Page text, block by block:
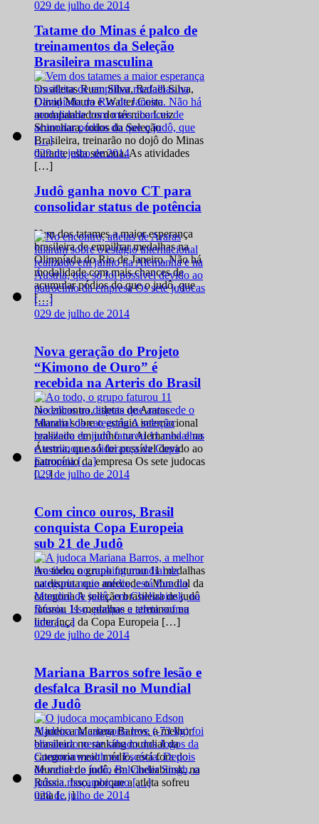
029 de julho de 2014
Tatame do Minas é palco de
treinamentos da Seleção
Brasileira masculina
Os atletas Ruan Silva, Rafael Silva,
David Moura e Walter Costa
acompanhados do técnico Luiz
Shinohara, todos da Seleção
Brasileira, treinarão no dojô do Minas
durante esta semana. As atividades
[…]
029 de julho de 2014
Judô ganha novo CT para
consolidar status de potência
Vem dos tatames a maior esperança
brasileira de empilhar medalhas na
Olimpíada do Rio de Janeiro. Não há
modalidade com mais chances de
acumular pódios do que o judô, que
[…]
029 de julho de 2014
Nova geração do Projeto
“Kimono de Ouro” é
recebida na Arteris do Brasil
No encontro, atletas de Araras
falaram sobre o estágio internacional
realizado em junho na Alemanha e na
Áustria, que só foi possível devido ao
patrocínio da empresa Os sete judocas
[…]
029 de julho de 2014
Com cinco ouros, Brasil
conquista Copa Europeia
sub 21 de Judô
Ao todo, o grupo faturou 11 medalhas
na disputa que antecede o Mundial da
categoria A seleção brasileira de judô
faturou 11 medalhas e terminou na
liderança da Copa Europeia […]
029 de julho de 2014
Mariana Barros sofre lesão e
desfalca Brasil no Mundial
de Judô
A judoca Mariana Barros, a melhor
brasileira no ranking mundial da
categoria meio médio, está fora do
Mundial de judô, em Cheliabinsk, na
Rússia. Isso, porque a atleta sofreu
uma […]
028 de julho de 2014